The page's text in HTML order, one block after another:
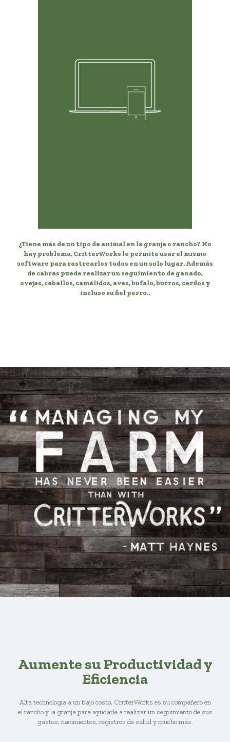
Cualquier tecnología, en
escritorio, laptop, teléfono o tablet.
¿Tiene más de un tipo de animal en la granja o rancho? No
hay problema, CritterWorks le permite usar el mismo
software para rastrearlos todos en un solo lugar. Además
de cabras puede realizar un seguimiento de ganado,
ovejas, caballos, camélidos, aves, bufalo, burros, cerdos y
incluso su fiel perro..
Aumente su Productividad y
Eficiencia
Alta technologia a un bajo costo, CritterWorks es su compañero en
el rancho y la granja para ayudarle a realizar un seguimiento de sus
gastos, nacimientos, registros de salud y mucho más.